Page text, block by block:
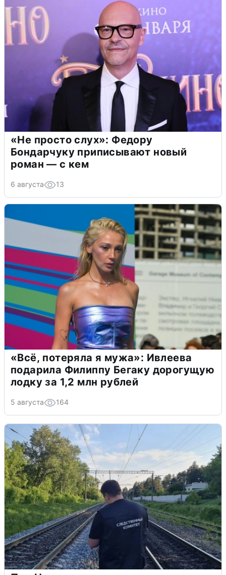
«Не просто слух»: Федору
Бондарчуку приписывают новый
роман — с кем
6 августа 13
«Всё, потеряла я мужа»: Ивлеева
подарила Филиппу Бегаку дорогущую
лодку за 1,2 млн рублей
5 августа 164